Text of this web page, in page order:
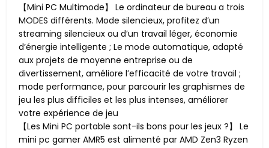
【Mini PC Multimode】 Le ordinateur de bureau a trois
MODES différents. Mode silencieux, profitez d’un
streaming silencieux ou d’un travail léger, économie
d’énergie intelligente ; Le mode automatique, adapté
aux projets de moyenne entreprise ou de
divertissement, améliore l’efficacité de votre travail ;
mode performance, pour parcourir les graphismes de
jeu les plus difficiles et les plus intenses, améliorer
votre expérience de jeu
【Les Mini PC portable sont-ils bons pour les jeux ?】 Le
mini pc gamer AMR5 est alimenté par AMD Zen3 Ryzen